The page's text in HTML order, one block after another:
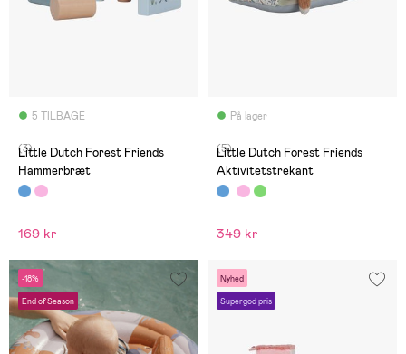
5 TILBAGE
(3)
Little Dutch Forest Friends
Hammerbræt
169 kr
På lager
(5)
Little Dutch Forest Friends
Aktivitetstrekant
349 kr
-18%
End of Season
Nyhed
Supergod pris